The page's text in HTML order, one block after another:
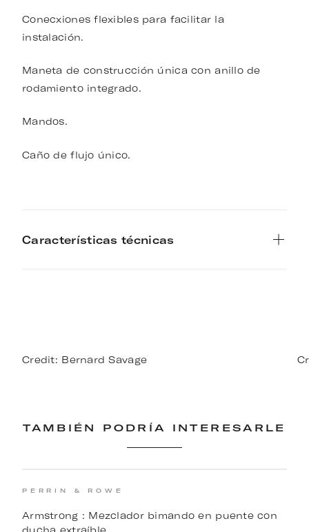
Conecxiones flexibles para facilitar la
instalación.
Maneta de construcción única con anillo de
rodamiento integrado.
Mandos.
Caño de flujo único.
Características técnicas
Credit: Bernard Savage
TAMBIÉN PODRÍA INTERESARLE
PERRIN & ROWE
Armstrong : Mezclador bimando en puente con